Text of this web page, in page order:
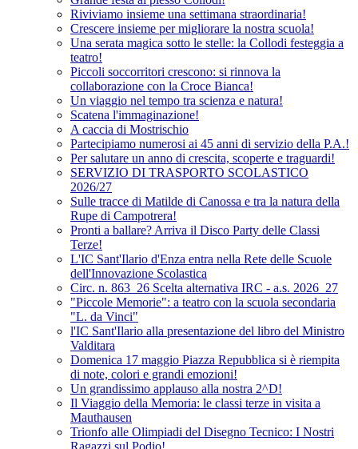
Riviviamo insieme una settimana straordinaria!
Crescere insieme per migliorare la nostra scuola!
Una serata magica sotto le stelle: la Collodi festeggia a
teatro!
Piccoli soccorritori crescono: si rinnova la
collaborazione con la Croce Bianca!
Un viaggio nel tempo tra scienza e natura!
Scatena l'immaginazione!
A caccia di Mostrischio
Partecipiamo numerosi ai 45 anni di servizio della P.A.!
Per salutare un anno di crescita, scoperte e traguardi!
SERVIZIO DI TRASPORTO SCOLASTICO
2026/27
Sulle tracce di Matilde di Canossa e tra la natura della
Rupe di Campotrera!
Pronti a ballare? Arriva il Disco Party delle Classi
Terze!
L'IC Sant'Ilario d'Enza entra nella Rete delle Scuole
dell'Innovazione Scolastica
Circ. n. 863_26 Scelta alternativa IRC - a.s. 2026_27
"Piccole Memorie": a teatro con la scuola secondaria
"L. da Vinci"
l'IC Sant'Ilario alla presentazione del libro del Ministro
Valditara
Domenica 17 maggio Piazza Repubblica si è riempita
di note, colori e grandi emozioni!
Un grandissimo applauso alla nostra 2^D!
Il Viaggio della Memoria: le classi terze in visita a
Mauthausen
Trionfo alle Olimpiadi del Disegno Tecnico: I Nostri